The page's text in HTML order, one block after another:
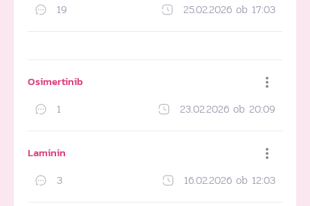
19 25.02.2026 ob 17:03
Osimertinib
1 23.02.2026 ob 20:09
Laminin
3 16.02.2026 ob 12:03